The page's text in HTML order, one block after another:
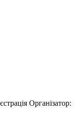
Організатор: